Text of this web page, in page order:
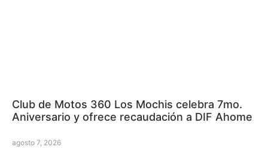
Club de Motos 360 Los Mochis celebra 7mo.
Aniversario y ofrece recaudación a DIF Ahome
agosto 7, 2026